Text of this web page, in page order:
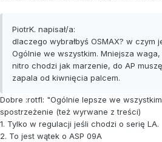
PiotrK. napisał/a:
dlaczego wybrałbyś OSMAX? w czym
Ogólnie we wszystkim. Mniejsza
nitro chodzi jak marzenie, do AP
zapala od kiwnięcia palcem.
Dobre :rotfl: "Ogólnie lepsze we
spostrzeżenie (też wyrwane z treści)
1. Tylko w regulacji jeśli chodzi o serię LA.
2. To jest wątek o ASP 09A